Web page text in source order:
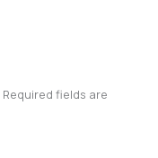
Required fields are